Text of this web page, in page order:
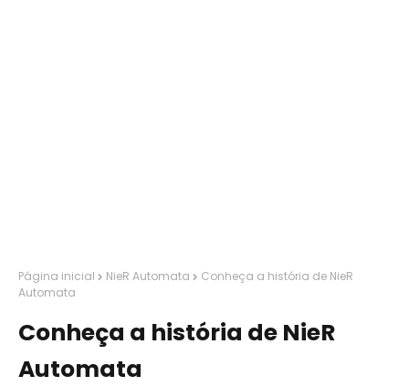
Página inicial NieR Automata
Conheça a história de NieR
Automata
Conheça a história de NieR
Automata